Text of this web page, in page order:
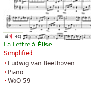
La Lettre à Élise
Simplified
Ludwig van Beethoven
Piano
WoO 59